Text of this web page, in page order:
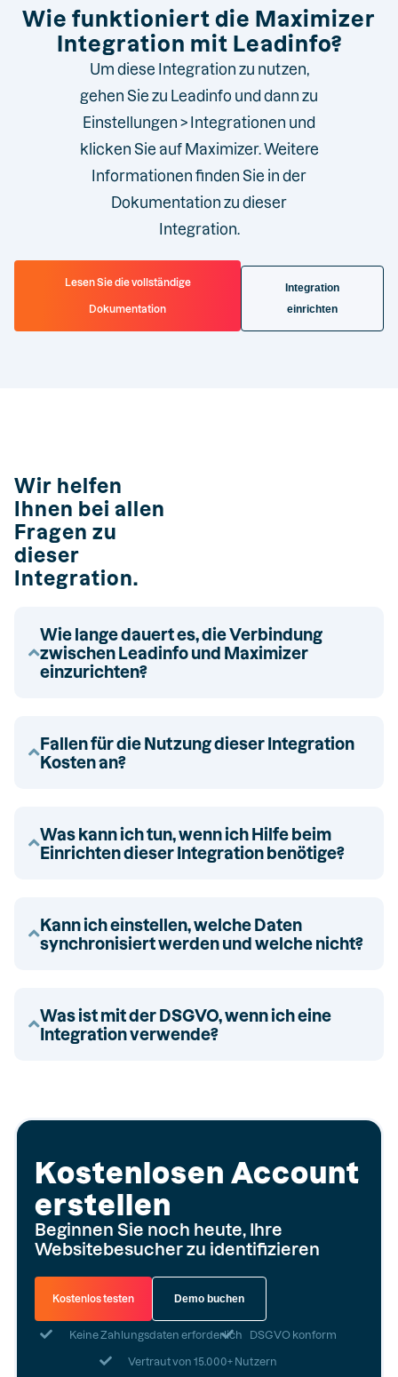
Wie funktioniert die Maximizer
Integration mit Leadinfo?
Um diese Integration zu nutzen,
gehen Sie zu Leadinfo und dann zu
Einstellungen > Integrationen und
klicken Sie auf Maximizer. Weitere
Informationen finden Sie in der
Dokumentation zu dieser
Integration.
Lesen Sie die vollständige
Dokumentation
Integration
einrichten
Wir helfen
Ihnen bei allen
Fragen zu
dieser
Integration.
Wie lange dauert es, die Verbindung
zwischen Leadinfo und Maximizer
einzurichten?
Fallen für die Nutzung dieser Integration
Kosten an?
Was kann ich tun, wenn ich Hilfe beim
Einrichten dieser Integration benötige?
Kann ich einstellen, welche Daten
synchronisiert werden und welche nicht?
Was ist mit der DSGVO, wenn ich eine
Integration verwende?
Kostenlosen Account
erstellen
Beginnen Sie noch heute, Ihre
Websitebesucher zu identifizieren
Kostenlos testen Demo buchen
Keine Zahlungsdaten erforderlich DSGVO konform
Vertraut von 15.000+ Nutzern